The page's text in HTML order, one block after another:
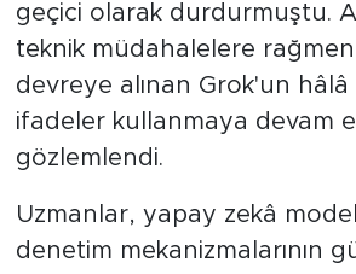
geçici olarak durdurmuştu.
teknik müdahalelere
devreye alınan Grok'un
ifadeler kullanmaya devam
gözlemlendi.
Uzmanlar, yapay zekâ
denetim mekanizmalarının